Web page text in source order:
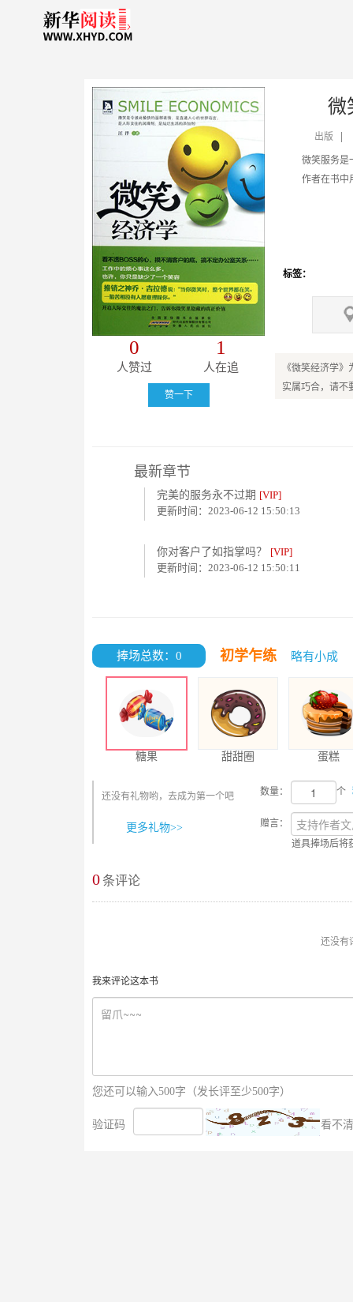
0
人赞过
1
人在追
赞一下
微
出版
作者在书中用平凡人的小故事指引
标签：
《微笑经济学
实属巧合，请不
最新章节
完美的服务永不过期 [VIP]
更新时间：2023-06-12 15:50:13
你对客户了如指掌吗？ [VIP]
更新时间：2023-06-12 15:50:11
捧场总数：0 初学乍练 略有小成
糖果 甜甜圈 蛋糕
还没有礼物哟，去成为第一个吧
更多礼物>>
数量： 个
赠言：
道具捧场后将
0条评论
还没有
我来评论这本书
您还可以输入500字（发长评至少500字）
验证码 看不